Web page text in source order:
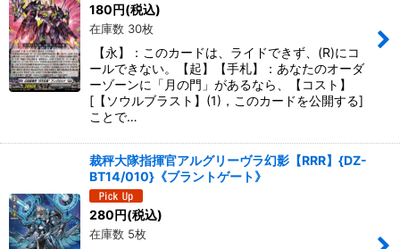
180円(税込)
在庫数 30枚
【永】：このカードは、ライドできず、(R)にコ
ールできない。【起】【手札】：あなたのオーダ
ーゾーンに「月の門」があるなら、【コスト】
[【ソウルブラスト】(1)，このカードを公開する]
ことで…
裁秤大隊指揮官アルグリーヴラ幻影【RRR】{DZ-
BT14/010}《ブラントゲート》
280円(税込)
在庫数 5枚